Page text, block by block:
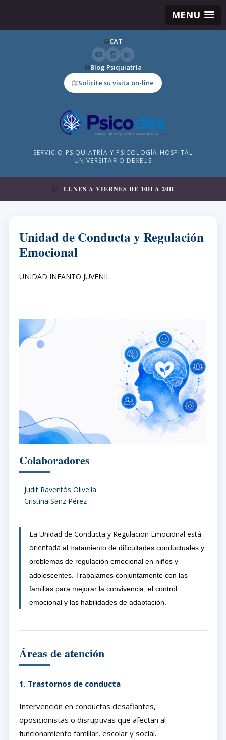
MENU
CAT
Blog Psiquiatría
Solicite su visita on-line
SERVICIO PSIQUIATRÍA Y PSICOLOGÍA HOSPITAL
UNIVERSITARIO DEXEUS
LUNES A VIERNES DE 10H A 20H
Unidad de Conducta y Regulación
Emocional
UNIDAD INFANTO JUVENIL
Colaboradores
Judit Raventós Olivella
Cristina Sanz Pérez
La Unidad de Conducta y Regulacion Emocional está
orientada al tratamiento de dificultades conductuales y
problemas de regulación emocional en niños y
adolescentes. Trabajamos conjuntamente con las
familias para mejorar la convivencia, el control
emocional y las habilidades de adaptación.
Áreas de atención
1. Trastornos de conducta
Intervención en conductas desafiantes,
oposicionistas o disruptivas que afectan al
funcionamiento familiar, escolar y social.